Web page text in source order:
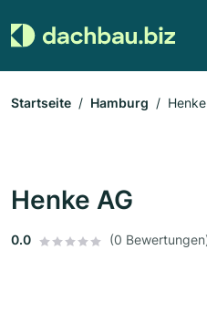
Startseite Hamburg
Henke AG
0.0 (0